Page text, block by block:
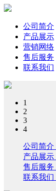
公司简介
产品展示
营销网络
售后服务
联系我们
1
2
3
4
公司简介
产品展示
售后服务
联系我们